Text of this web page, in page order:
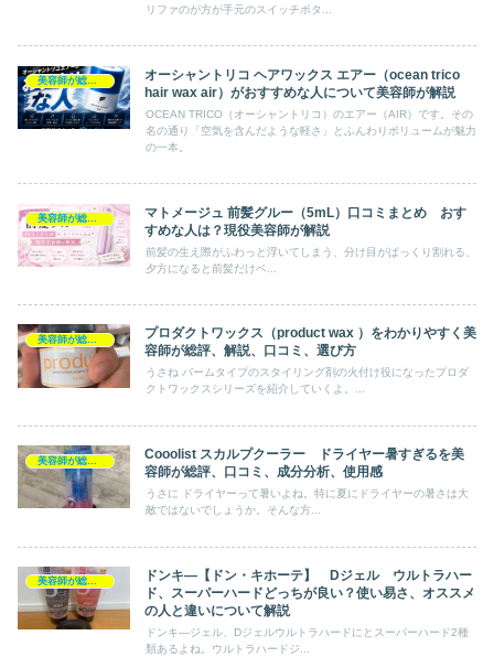
リファのが方が手元のスイッチボタ...
オーシャントリコ ヘアワックス エアー（ocean trico
hair wax air）がおすすめな人について美容師が解説
OCEAN TRICO（オーシャントリコ）のエアー（AIR）です。その
名の通り「空気を含んだような軽さ」とふんわりボリュームが魅力
の一本。
マトメージュ 前髪グルー（5mL）口コミまとめ おす
すめな人は？現役美容師が解説
前髪の生え際がふわっと浮いてしまう、分け目がぱっくり割れる、
夕方になると前髪だけベ...
プロダクトワックス（product wax ）をわかりやすく美
容師が総評、解説、口コミ、選び方
うさね バームタイプのスタイリング剤の火付け役になったプロダ
クトワックスシリーズを紹介していくよ。...
Cooolist スカルプクーラー ドライヤー暑すぎるを美
容師が総評、口コミ、成分分析、使用感
うさに ドライヤーって暑いよね。特に夏にドライヤーの暑さは大
敵ではないでしょうか。そんな方...
美容師が総評ヘアケア製品
ドンキ―【ドン・キホーテ】 Dジェル ウルトラハー
ド、スーパーハードどっちが良い？使い易さ、オススメ
の人と違いについて解説
ドンキ―ジェル、Dジェルウルトラハードにとスーパーハード2種
類あるよね。ウルトラハードジ...